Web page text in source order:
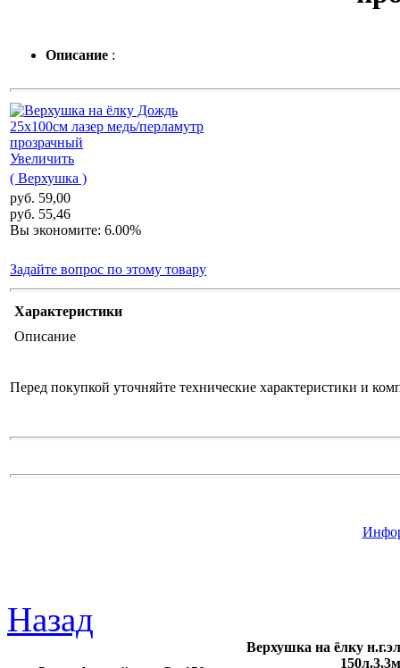
Описание :
Увеличить
( Верхушка )
руб. 59,00
руб. 55,46
Вы экономите: 6.00%
Задайте вопрос по этому товару
Характеристики
Описание
Перед покупкой уточняйте технические характеристики и
Назад
Верхушка на ёлку
150л.3.3м